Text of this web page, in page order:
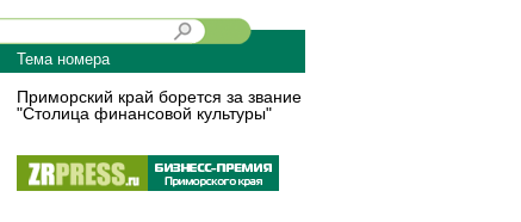
Тема номера
Приморский край борется за звание
"Столица финансовой культуры"